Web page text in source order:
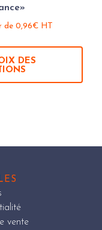
de 0,96€HT
DES
vente